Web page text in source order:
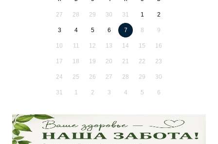
27 28 29 30 31 1 2
3 4 5 6 7 8 9
10 11 12 13 14 15 16
17 18 19 20 21 22 23
24 25 26 27 28 29 30
31 1 2 3 4 5 6